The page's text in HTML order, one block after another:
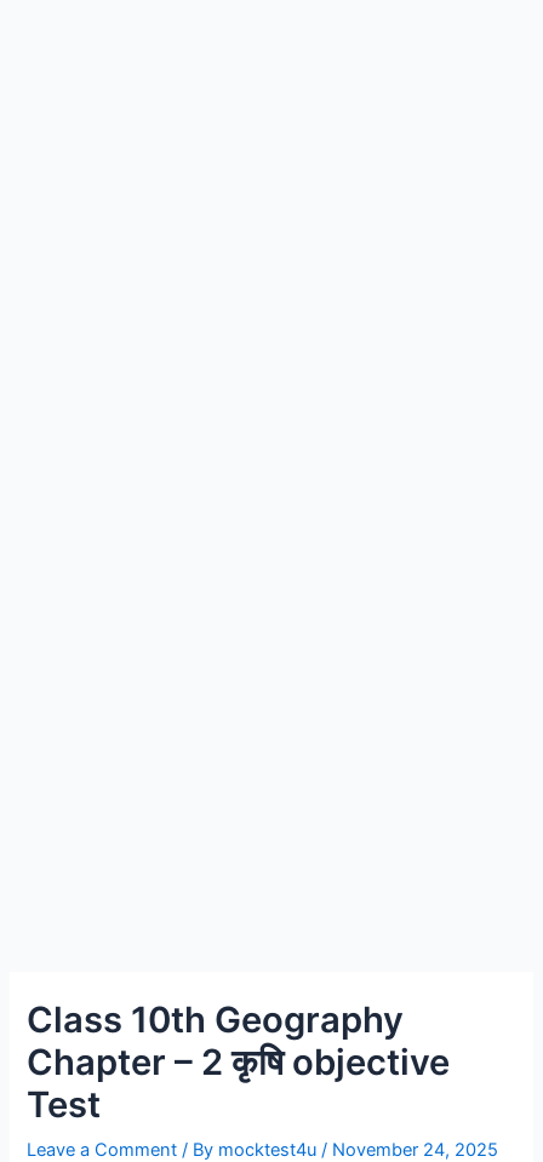
Class 10th Geography
Chapter – 2 कृषि objective
Test
Leave a Comment / By mocktest4u / November 24, 2025